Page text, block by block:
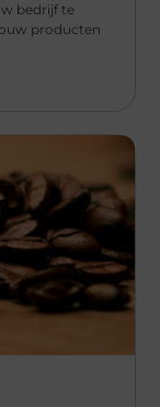
bedrijf te
producten